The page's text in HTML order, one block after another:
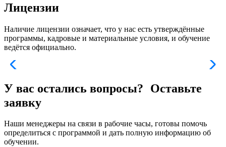
Лицензии
Наличие лицензии означает, что у нас есть утверждённые
программы, кадровые и материальные условия, и обучение
ведётся официально.
У вас остались вопросы? Оставьте
заявку
Наши менеджеры на связи в рабочие часы, готовы помочь
определиться с программой и дать полную информацию об
обучении.